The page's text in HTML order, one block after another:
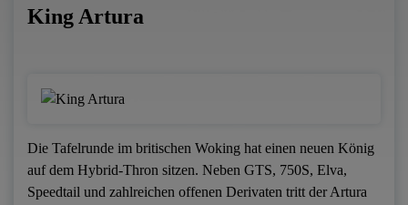
King Artura
Die Tafelrunde im britischen Woking hat einen neuen König
auf dem Hybrid-Thron sitzen. Neben GTS, 750S, Elva,
Speedtail und zahlreichen offenen Derivaten tritt der Artura